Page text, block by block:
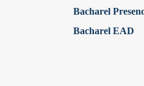
Bacharel
Bacharel EAD